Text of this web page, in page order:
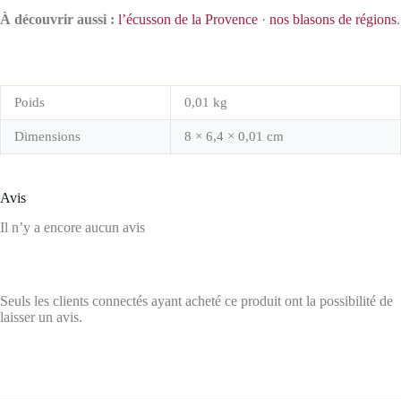
À découvrir aussi : l’écusson de la Provence · nos blasons de régions.
Poids 0,01 kg
Dimensions 8 × 6,4 × 0,01 cm
Avis
Il n’y a encore aucun avis
Seuls les clients connectés ayant acheté ce produit ont la possibilité de
laisser un avis.